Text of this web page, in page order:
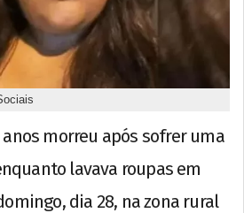
morreu após sofrer uma
lavava roupas em
dia 28, na zona rural